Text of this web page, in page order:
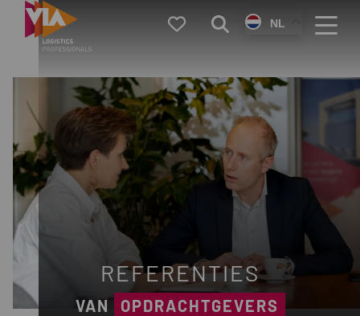
VIA
Logistics
FavorietenZoekenNL
REFERENTIES
VAN OPDRACHTGEVERS